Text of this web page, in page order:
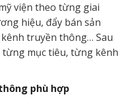
viện theo từng giai
hiệu, đẩy bán sản
truyền thông… Sau
mục tiêu, từng kênh
phù hợp